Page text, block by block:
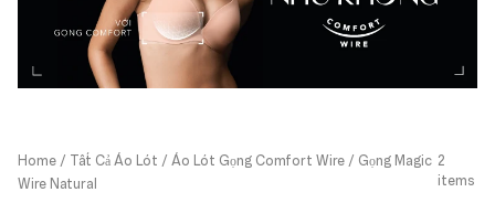
Home Tất Cả Áo Lót Áo Lót Gọng Comfort Wire
Gọng Magic
Wire Natural
2
items